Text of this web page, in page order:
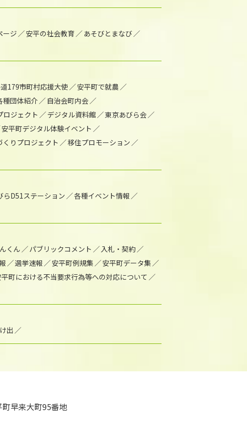
ージ 安平の社会教育
あそびとまなび
179市町村応援大使
安平町で就農
種団体紹介
自治会町内会
ロジェクト デジタル資料館
東京あびら会
安平町デジタル体験イベント
りプロジェクト
移住プロモーション
らD51ステーション
各種イベント情報
くん パブリックコメント
入札・契約
選挙速報 安平町例規集
安平町データ集
町における不当要求行為等への対応について
出
早来大町95番地